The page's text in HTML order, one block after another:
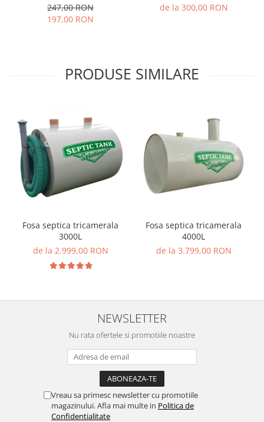
247,00 RON
197,00 RON
de la 300,00 RON
PRODUSE SIMILARE
Fosa septica tricamerala
3000L
de la 2.999,00 RON
Fosa septica tricamerala
4000L
de la 3.799,00 RON
NEWSLETTER
Nu rata ofertele si promotiile noastre
Vreau sa primesc newsletter cu promotiile
magazinului. Afla mai multe in Politica de
Confidentialitate